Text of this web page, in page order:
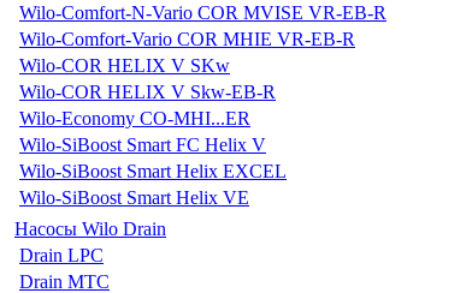
Wilo-Comfort-N-Vario COR MVISE VR-EB-R
Wilo-Comfort-Vario COR MHIE VR-EB-R
Wilo-COR HELIX V SKw
Wilo-COR HELIX V Skw-EB-R
Wilo-Economy CO-MHI...ER
Wilo-SiBoost Smart FC Helix V
Wilo-SiBoost Smart Helix EXCEL
Wilo-SiBoost Smart Helix VE
Насосы Wilo Drain
Drain LPC
Drain MTC